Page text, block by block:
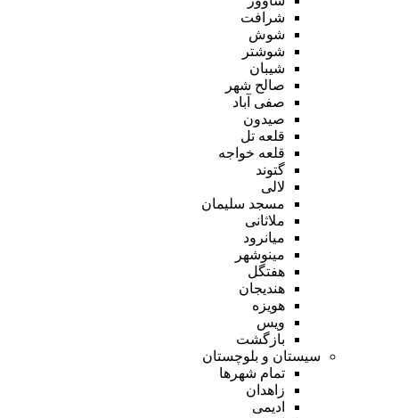
شرافت
شوش
شوشتر
شیبان
صالح شهر
صفی آباد
صیدون
قلعه تل
قلعه خواجه
گتوند
لالی
مسجد سلیمان
ملاثانی
میانرود
مینوشهر
هفتگل
هندیجان
هویزه
ویس
بازگشت
سیستان و بلوچستان
تمام شهر‌ها
زاهدان
ادیمی